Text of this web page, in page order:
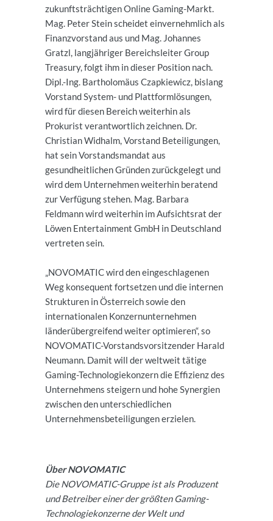
zukunftsträchtigen Online Gaming-Markt.
Mag. Peter Stein scheidet einvernehmlich als
Finanzvorstand aus und Mag. Johannes
Gratzl, langjähriger Bereichsleiter Group
Treasury, folgt ihm in dieser Position nach.
Dipl.-Ing. Bartholomäus Czapkiewicz, bislang
Vorstand System- und Plattformlösungen,
wird für diesen Bereich weiterhin als
Prokurist verantwortlich zeichnen. Dr.
Christian Widhalm, Vorstand Beteiligungen,
hat sein Vorstandsmandat aus
gesundheitlichen Gründen zurückgelegt und
wird dem Unternehmen weiterhin beratend
zur Verfügung stehen. Mag. Barbara
Feldmann wird weiterhin im Aufsichtsrat der
Löwen Entertainment GmbH in Deutschland
vertreten sein.
„NOVOMATIC wird den eingeschlagenen
Weg konsequent fortsetzen und die internen
Strukturen in Österreich sowie den
internationalen Konzernunternehmen
länderübergreifend weiter optimieren“, so
NOVOMATIC-Vorstandsvorsitzender Harald
Neumann. Damit will der weltweit tätige
Gaming-Technologiekonzern die Effizienz des
Unternehmens steigern und hohe Synergien
zwischen den unterschiedlichen
Unternehmensbeteiligungen erzielen.
Über NOVOMATIC
Die NOVOMATIC-Gruppe ist als Produzent
und Betreiber einer der größten Gaming-
Technologiekonzerne der Welt und